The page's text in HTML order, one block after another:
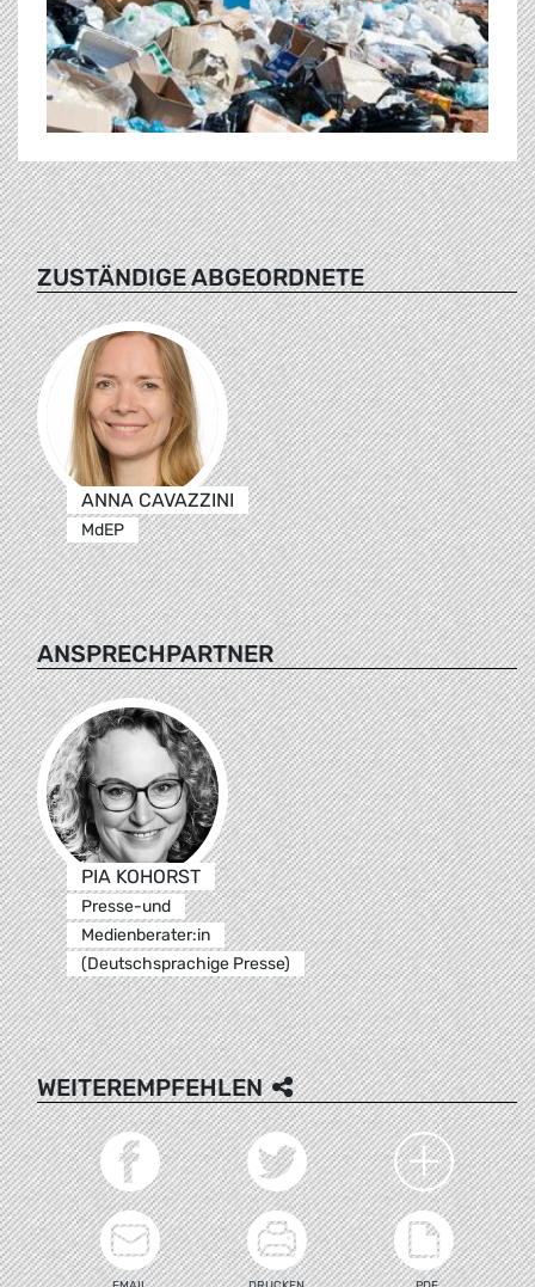
ZUSTÄNDIGE ABGEORDNETE
ANNA CAVAZZINI
MdEP
ANSPRECHPARTNER
PIA KOHORST
Presse-und
Medienberater:in
(Deutschsprachige Presse)
WEITEREMPFEHLEN